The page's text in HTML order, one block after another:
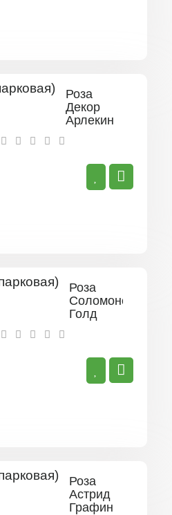
Роза
Декор
Арлекин
Роза
Соломонс
Голд
Роза
Астрид
Графин